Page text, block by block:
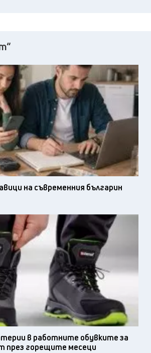
на съвременния българин
в работните обувките за
през горещите месеци